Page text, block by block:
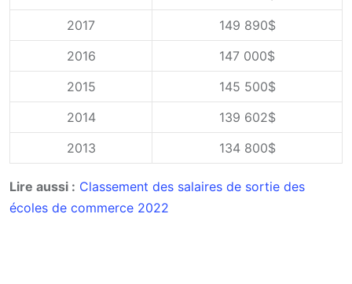
2017
149 890$
2016
147 000$
2015
145 500$
2014
139 602$
2013
134 800$
Lire aussi : Classement des salaires de sortie des
écoles de commerce 2022